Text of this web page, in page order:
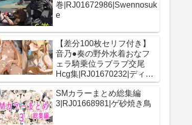
巻|RJ01672986|Swennosuk
e
【差分100枚セリフ付き】
音乃●奏の野外水着おなフ
ェラ騎乗位ラブラブ交尾
Hcg集|RJ01670232|ディッ
コ工房
SMカラーまとめ総集編
3|RJ01668981|ゲ砂焼き鳥